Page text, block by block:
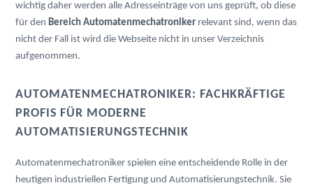
wichtig daher werden alle Adresseinträge von uns geprüft, ob diese
für den Bereich Automatenmechatroniker relevant sind, wenn das
nicht der Fall ist wird die Webseite nicht in unser Verzeichnis
aufgenommen.
AUTOMATENMECHATRONIKER: FACHKRÄFTIGE
PROFIS FÜR MODERNE
AUTOMATISIERUNGSTECHNIK
Automatenmechatroniker spielen eine entscheidende Rolle in der
heutigen industriellen Fertigung und Automatisierungstechnik. Sie